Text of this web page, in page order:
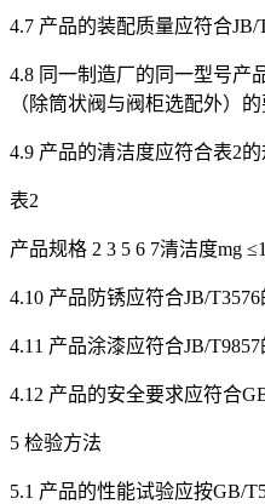
4.7 产品的装配质量应符合JB/
4.8 同一制造厂的同一型号产
（除筒状阀与阀柜选配外）
4.9 产品的清洁度应符合表2的
表2
产品规格 2 3 5 6 7清洁度mg
4.10 产品防锈应符合JB/
4.11 产品涂漆应符合JB/
4.12 产品的安全要求应符合
5 检验方法
5.1 产品的性能试验应按GB/